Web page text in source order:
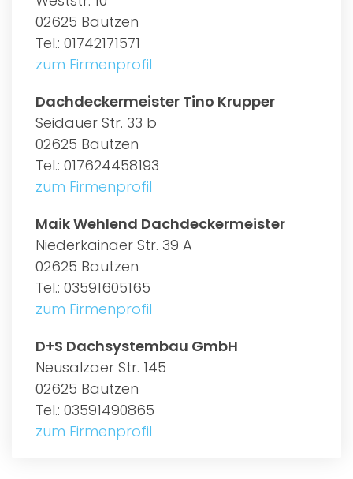
02625 Bautzen
Tel.: 01742171571
zum Firmenprofil
Dachdeckermeister Tino Krupper
Seidauer Str. 33 b
02625 Bautzen
Tel.: 017624458193
zum Firmenprofil
Maik Wehlend Dachdeckermeister
Niederkainaer Str. 39 A
02625 Bautzen
Tel.: 03591605165
zum Firmenprofil
D+S Dachsystembau GmbH
Neusalzaer Str. 145
02625 Bautzen
Tel.: 03591490865
zum Firmenprofil